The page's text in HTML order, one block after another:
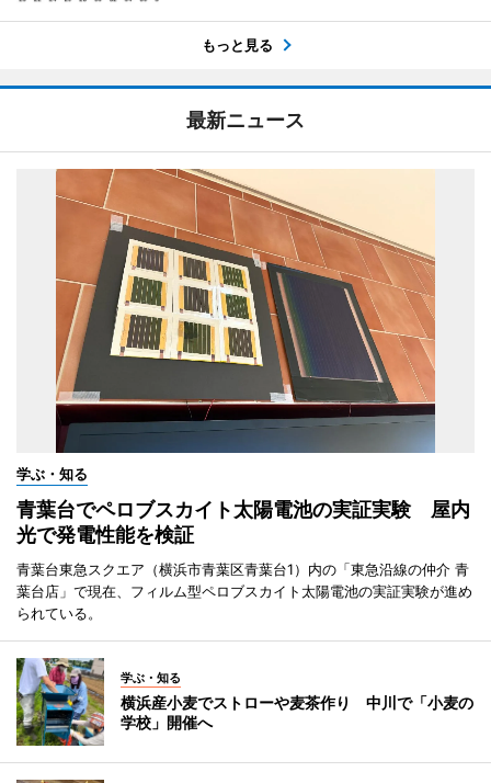
もっと見る
最新ニュース
学ぶ・知る
青葉台でペロブスカイト太陽電池の実証実験 屋内
光で発電性能を検証
青葉台東急スクエア（横浜市青葉区青葉台1）内の「東急沿線の仲介 青
葉台店」で現在、フィルム型ペロブスカイト太陽電池の実証実験が進め
られている。
学ぶ・知る
横浜産小麦でストローや麦茶作り 中川で「小麦の
学校」開催へ